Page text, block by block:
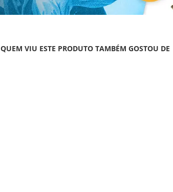
QUEM VIU ESTE PRODUTO TAMBÉM GOSTOU DE